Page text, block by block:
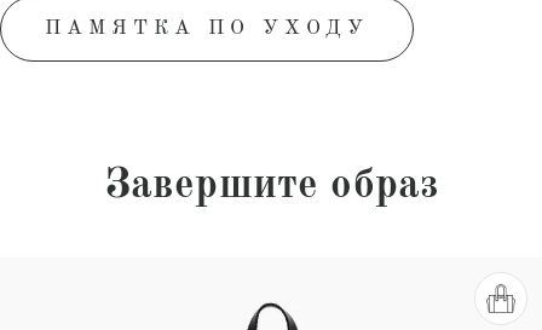
ПАМЯТКА ПО УХОДУ
Завершите образ